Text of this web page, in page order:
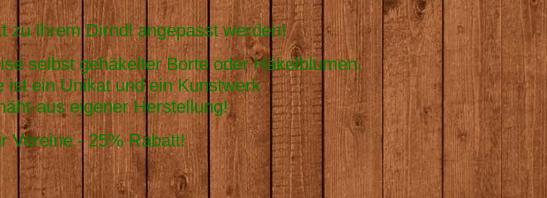
zu Ihrem Dirndl angepasst werden!
selbst gehäkelter Borte oder Häkelblumen.
ist ein Unikat und ein Kunstwerk
aus eigener Herstellung!
Vereine - 25% Rabatt!